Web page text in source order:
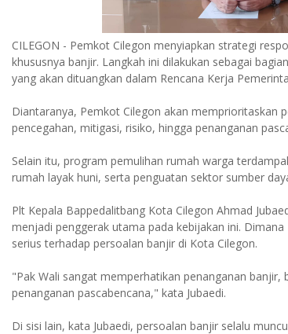
CILEGON - Pemkot Cilegon menyiapkan strategi
khususnya banjir. Langkah ini dilakukan sebagai
yang akan dituangkan dalam Rencana Kerja
Diantaranya, Pemkot Cilegon akan memprioritaskan
pencegahan, mitigasi, risiko, hingga penanganan
Selain itu, program pemulihan rumah warga
rumah layak huni, serta penguatan sektor sumber
Plt Kepala Bappedalitbang Kota Cilegon Ahmad
menjadi penggerak utama pada kebijakan ini.
serius terhadap persoalan banjir di Kota Cilegon.
"Pak Wali sangat memperhatikan penanganan banjir,
penanganan pascabencana," kata Jubaedi.
Di sisi lain, kata Jubaedi, persoalan banjir selalu